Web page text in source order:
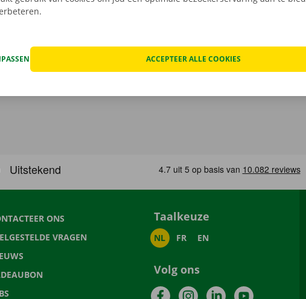
ONS
VRAGEN
Taalkeuze
NL FR EN
Volg ons
FacebookInstagramLinkedInYouTube
ACCEPTEER ALLE COOKIES